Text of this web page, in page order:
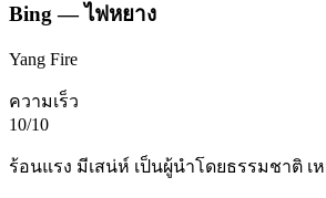
Bing —ไฟหยาง
Yang Fire
ความเร็ว
10/10
ร้อนแรง มีเสน่ห์ เป็นผู้นำโดยธรรมชาติ เ